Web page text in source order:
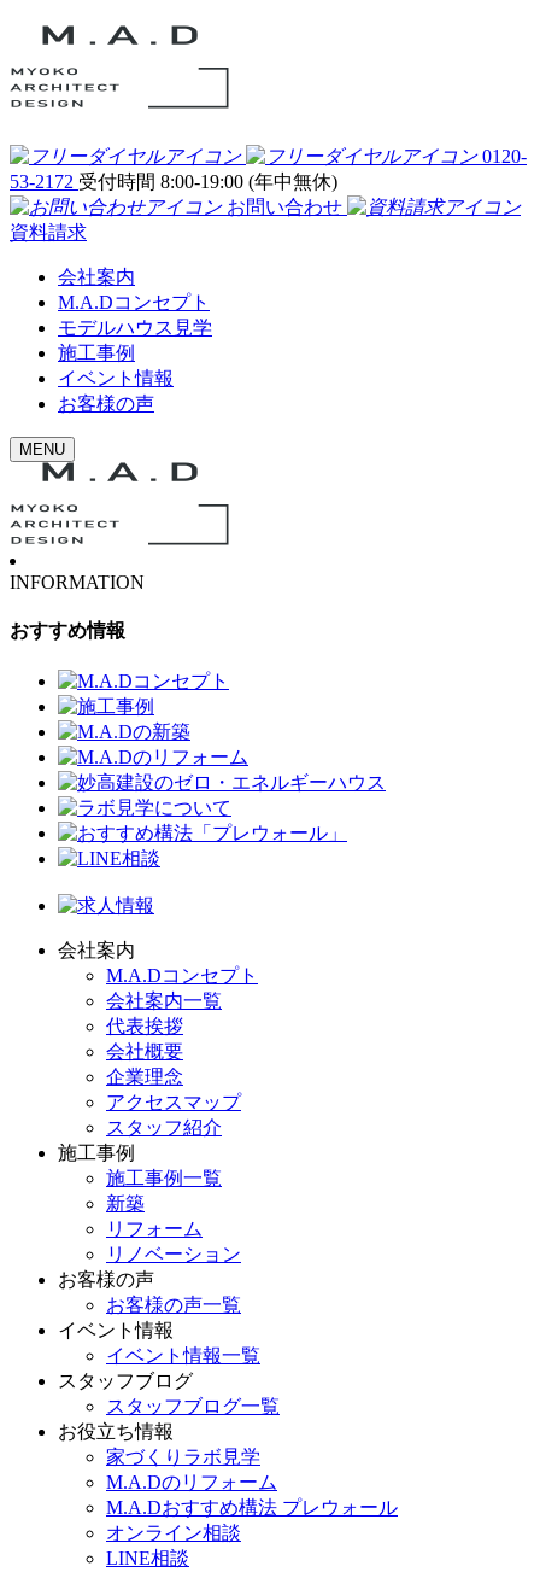
0120-
53-2172 受付時間 8:00-19:00 (年中無休)
お問い合わせ
資料請求
会社案内
M.A.Dコンセプト
モデルハウス見学
施工事例
イベント情報
お客様の声
MENU
INFORMATION
おすすめ情報
会社案内
M.A.Dコンセプト
会社案内一覧
代表挨拶
会社概要
企業理念
アクセスマップ
スタッフ紹介
施工事例
施工事例一覧
新築
リフォーム
リノベーション
お客様の声
お客様の声一覧
イベント情報
イベント情報一覧
スタッフブログ
スタッフブログ一覧
お役立ち情報
家づくりラボ見学
M.A.Dのリフォーム
M.A.Dおすすめ構法 プレウォール
オンライン相談
LINE相談